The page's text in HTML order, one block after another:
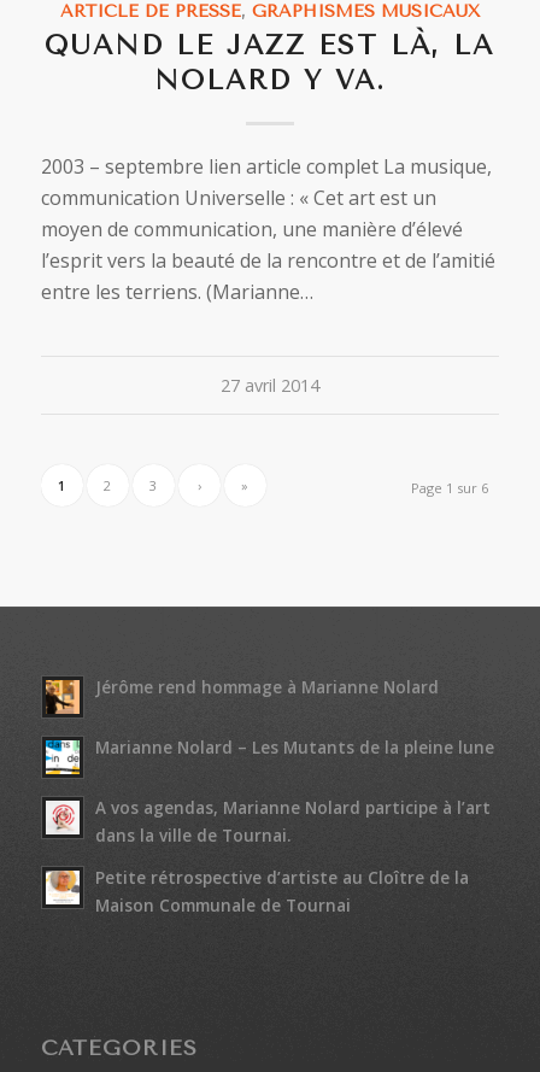
ARTICLE DE PRESSE, GRAPHISMES MUSICAUX
QUAND LE JAZZ EST LÀ, LA
NOLARD Y VA.
2003 – septembre lien article complet La musique,
communication Universelle : « Cet art est un
moyen de communication, une manière d’élevé
l’esprit vers la beauté de la rencontre et de l’amitié
entre les terriens. (Marianne…
27 avril 2014
Page 1 sur 6
1 2 3 › »
Jérôme rend hommage à Marianne Nolard
Marianne Nolard – Les Mutants de la pleine lune
A vos agendas, Marianne Nolard participe à l’art
dans la ville de Tournai.
Petite rétrospective d’artiste au Cloître de la
Maison Communale de Tournai
CATÉGORIES